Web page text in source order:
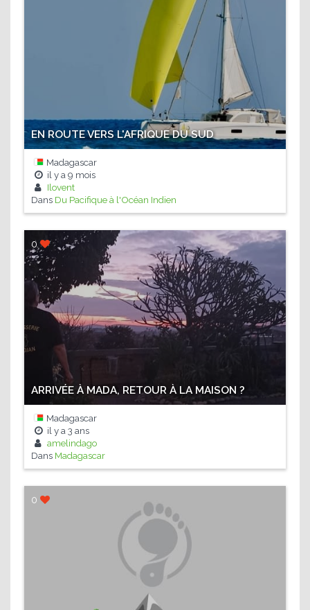
EN ROUTE VERS L'AFRIQUE DU SUD
Madagascar
il y a 9 mois
Ilovent
Dans Du Pacifique à l'Océan Indien
0
ARRIVÉE À MADA, RETOUR À LA MAISON ?
Madagascar
il y a 3 ans
amelindago
Dans Madagascar
0